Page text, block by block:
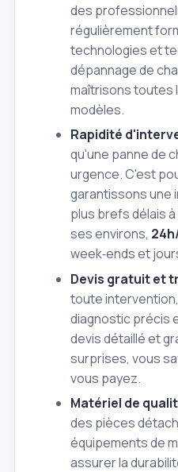
des
régulièrement
technologies et
dépannage de
maîtrisons toutes
modèles.
Rapidité
qu'une panne de
urgence. C'est
garantissons une
plus brefs délais
ses environs,
week‑ends et
Devis gratuit et
toute
diagnostic précis
devis détaillé et
surprises, vous
vous payez.
Matériel de
des pièces
équipements de
assurer la